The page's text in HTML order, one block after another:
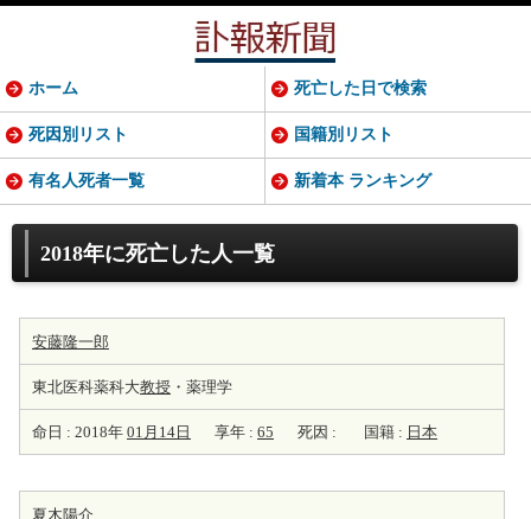
2018年に死亡した人一覧
安藤隆一郎
東北医科薬科大教授 ・薬理学
命日 : 2018年 01月14日 享年 : 65 死因 : 国籍 : 日本
夏木陽介
ホーム 死亡した日で検索
死因別リスト 国籍別リスト
有名人死者一覧 新着本 ランキング